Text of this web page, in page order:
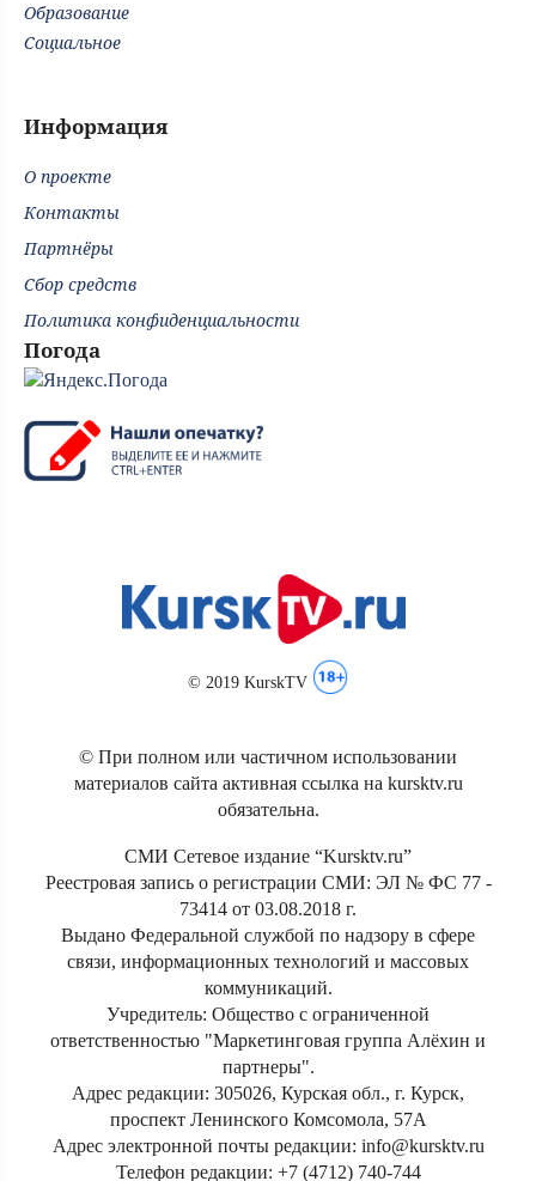
Образование
Социальное
Информация
О проекте
Контакты
Партнёры
Сбор средств
Политика конфиденциальности
Погода
© 2019 KurskTV
© При полном или частичном использовании
материалов сайта активная ссылка на kursktv.ru
обязательна.
СМИ Сетевое издание “Kursktv.ru”
Реестровая запись о регистрации СМИ: ЭЛ № ФС 77 -
73414 от 03.08.2018 г.
Выдано Федеральной службой по надзору в сфере
связи, информационных технологий и массовых
коммуникаций.
Учредитель: Общество с ограниченной
ответственностью "Маркетинговая группа Алёхин и
партнеры".
Адрес редакции: 305026, Курская обл., г. Курск,
проспект Ленинского Комсомола, 57А
Адрес электронной почты редакции: info@kursktv.ru
Телефон редакции: +7 (4712) 740-744